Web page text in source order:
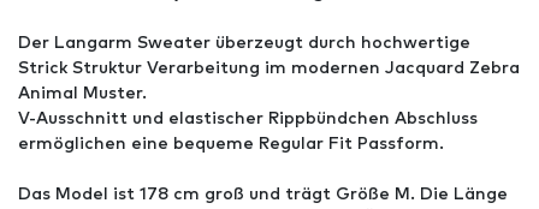
Der Langarm Sweater überzeugt durch hochwertige
Strick Struktur Verarbeitung im modernen Jacquard Zebra
Animal Muster.
V-Ausschnitt und elastischer Rippbündchen Abschluss
ermöglichen eine bequeme Regular Fit Passform.
Das Model ist 178 cm groß und trägt Größe M. Die Länge